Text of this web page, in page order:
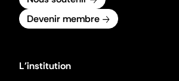
Devenir membre
L'institution